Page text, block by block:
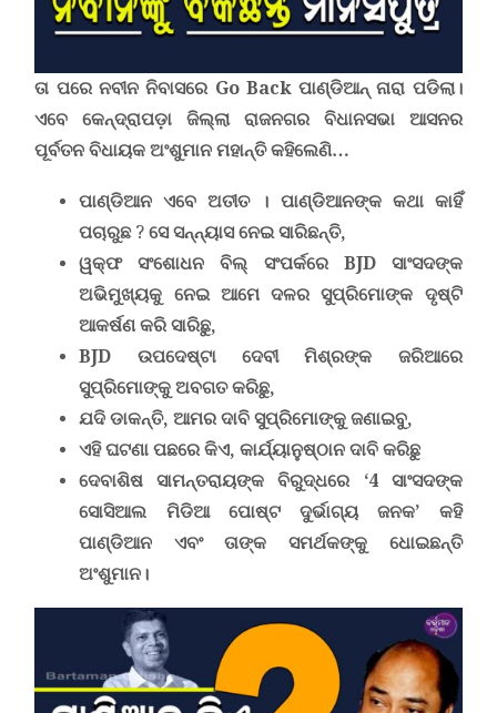
ତା ପରେ ନବୀନ ନିବାସରେ Go Backପାଣ୍ଡିଆନ୍ ନାରା ପଡିଲା।
ଏବେ କେନ୍ଦ୍ରାପଡ଼ା ଜିଲ୍ଲା ରାଜନଗର ବିଧାନସଭା ଆସନର
ପୂର୍ବତନ ବିଧାୟକ ଅଂଶୁମାନ ମହାନ୍ତି କହିଲେଣି…
ପାଣ୍ଡିଆନ ଏବେ ଅତୀତ । ପାଣ୍ଡିଆନଙ୍କ କଥା କାହିଁ
ପଚାରୁଛ ? ସେ ସନ୍ନ୍ୟାସ ନେଇ ସାରିଛନ୍ତି,
ୱକ୍‌ଫ ସଂଶୋଧନ ବିଲ୍ ସଂପର୍କରେ BJDସାଂସଦଙ୍କ
ଅଭିମୁଖ୍ୟକୁ ନେଇ ଆମେ ଦଳର ସୁପ୍ରିମୋଙ୍କ ଦୃଷ୍ଟି
ଆକର୍ଷଣ କରି ସାରିଛୁ,
BJD
ଉପଦେଷ୍ଟା ଦେବୀ ମିଶ୍ରଙ୍କ ଜରିଆରେ
ସୁପ୍ରିମୋଙ୍କୁ ଅବଗତ କରିଛୁ,
ଯଦି ଡାକନ୍ତି, ଆମର ଦାବି ସୁପ୍ରିମୋଙ୍କୁ ଜଣାଇବୁ,
ଏହି ଘଟଣା ପଛରେ କିଏ,କାର୍ଯ୍ୟାନୁଷ୍ଠାନ ଦାବି କରିଛୁ
ଦେବାଶିଷ ସାମନ୍ତରାୟଙ୍କ ବିରୁଦ୍ଧରେ ‘4ସାଂସଦଙ୍କ
ସୋସିଆଲ ମିଡିଆ ପୋଷ୍ଟ ଦୁର୍ଭାଗ୍ୟ ଜନକ’ କହି
ପାଣ୍ଡିଆନ ଏବଂ ତାଙ୍କ ସମର୍ଥକଙ୍କୁ ଧୋଇଛନ୍ତି
ଅଂଶୁମାନ।